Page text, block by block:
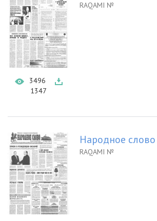
3496
1347
RAQAMI №
Народное слово
RAQAMI №